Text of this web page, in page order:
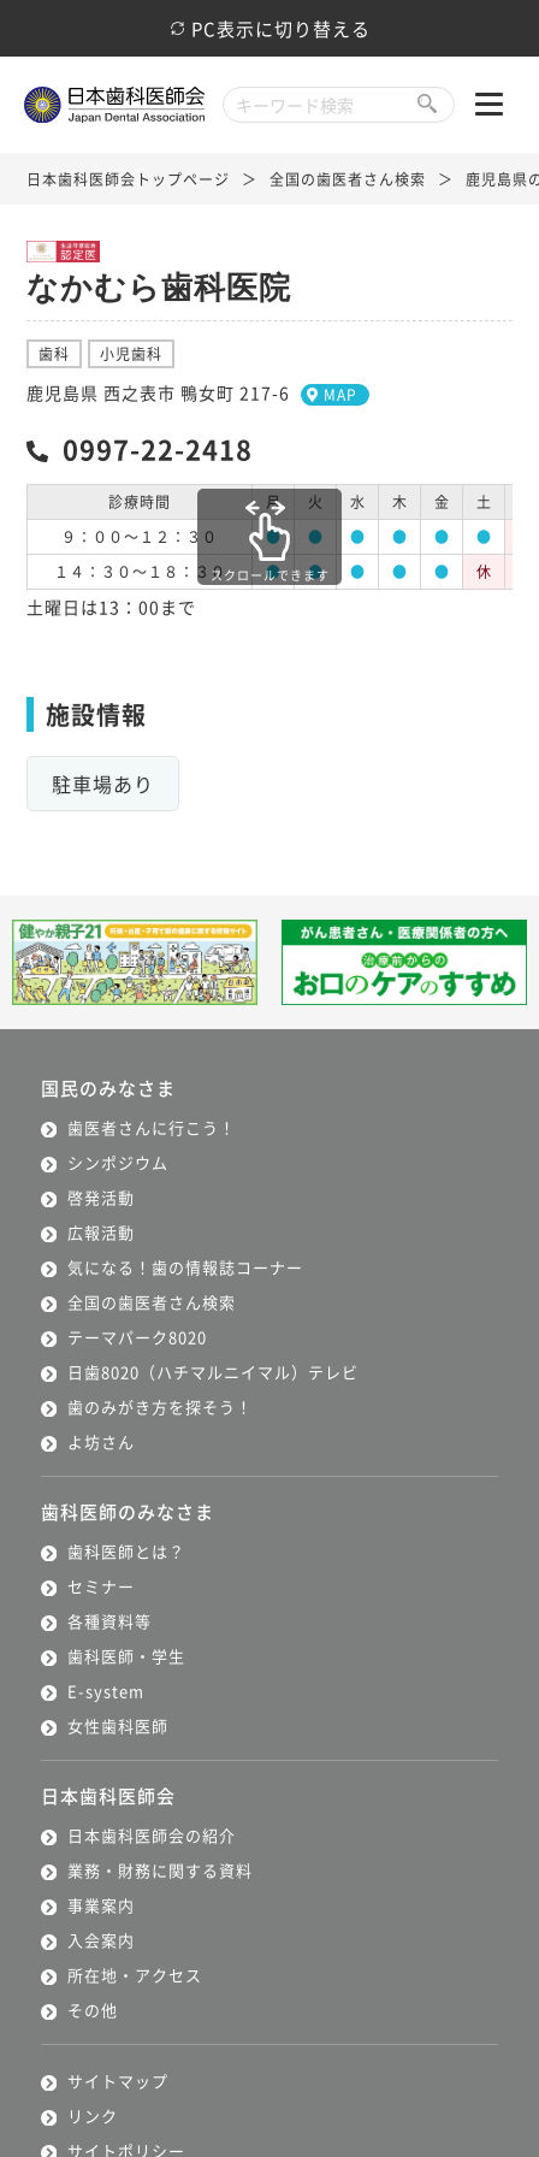
PC表示に切り替える
日本歯科医師会トップページ 全国の歯医者さん検索 鹿児島県
なかむら歯科医院
歯科 小児歯科
鹿児島県 西之表市 鴨女町 217-6 MAP
0997-22-2418
診療時間 月 火 水 木 金 土
９：００～１２：３０
● ● ● ● ● ●
１４：３０～１８：３０
● ● ● ● ● 休
スクロールできます
土曜日は13：00まで
施設情報
駐車場あり
国民のみなさま
歯医者さんに行こう！
シンポジウム
啓発活動
広報活動
気になる！歯の情報誌コーナー
全国の歯医者さん検索
テーマパーク8020
日歯8020（ハチマルニイマル）テレビ
歯のみがき方を探そう！
よ坊さん
歯科医師のみなさま
歯科医師とは？
セミナー
各種資料等
歯科医師・学生
E-system
女性歯科医師
日本歯科医師会
日本歯科医師会の紹介
業務・財務に関する資料
事業案内
入会案内
所在地・アクセス
その他
サイトマップ
リンク
サイトポリシー